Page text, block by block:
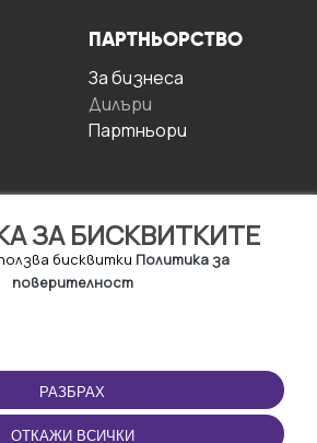
ЗА БИСКВИТКИТЕ
бисквитки Политика за
поверителност
РАЗБРАХ
ОТКАЖИ ВСИЧКИ
ПАРТНЬОРСТВО
За бизнесa
Дилъри
Партньори
за
ПРИЛОЖЕНИЕТО